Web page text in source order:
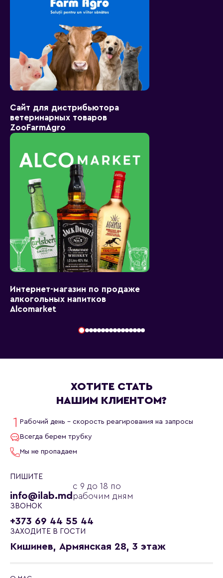
Сайт для дистрибьютора
ветеринарных товаров
ZooFarmAgro
Интернет-магазин по продаже
алкогольных напитков
Alcomarket
ХОТИТЕ СТАТЬ
НАШИМ КЛИЕНТОМ?
Рабочий день - скорость реагирования на запросы
Всегда берем трубку
Мы не пропадаем
ПИШИТЕ
info@ilab.md
с 9 до 18 по
рабочим дням
ЗВОНОК
+373 69 44 55 44
ЗАХОДИТЕ В ГОСТИ
Кишинев, Армянская 28, 3 этаж